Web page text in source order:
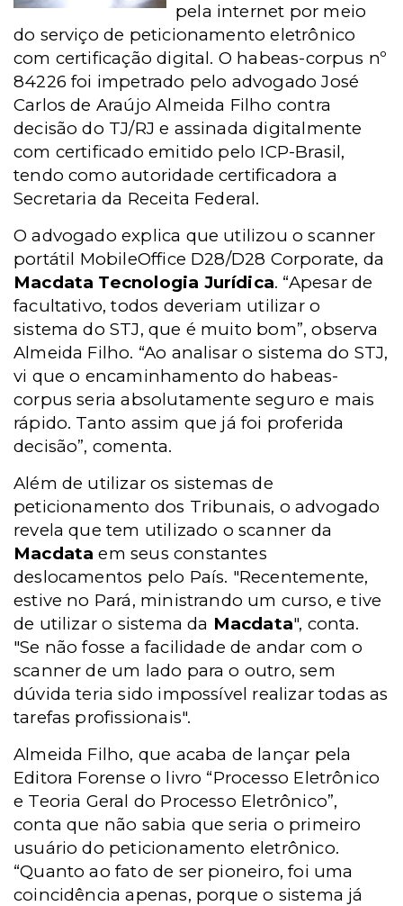
pela internet por meio
do serviço de peticionamento eletrônico
com certificação digital. O habeas-corpus nº
84226 foi impetrado pelo advogado José
Carlos de Araújo Almeida Filho contra
decisão do TJ/RJ e assinada digitalmente
com certificado emitido pelo ICP-Brasil,
tendo como autoridade certificadora a
Secretaria da Receita Federal.
O advogado explica que utilizou o scanner
portátil MobileOffice D28/D28 Corporate, da
Macdata Tecnologia Jurídica. “Apesar de
facultativo, todos deveriam utilizar o
sistema do STJ, que é muito bom”, observa
Almeida Filho. “Ao analisar o sistema do STJ,
vi que o encaminhamento do habeas-
corpus seria absolutamente seguro e mais
rápido. Tanto assim que já foi proferida
decisão”, comenta.
Além de utilizar os sistemas de
peticionamento dos Tribunais, o advogado
revela que tem utilizado o scanner da
Macdata em seus constantes
deslocamentos pelo País. "Recentemente,
estive no Pará, ministrando um curso, e tive
de utilizar o sistema da Macdata", conta.
"Se não fosse a facilidade de andar com o
scanner de um lado para o outro, sem
dúvida teria sido impossível realizar todas as
tarefas profissionais".
Almeida Filho, que acaba de lançar pela
Editora Forense o livro “Processo Eletrônico
e Teoria Geral do Processo Eletrônico”,
conta que não sabia que seria o primeiro
usuário do peticionamento eletrônico.
“Quanto ao fato de ser pioneiro, foi uma
coincidência apenas, porque o sistema já